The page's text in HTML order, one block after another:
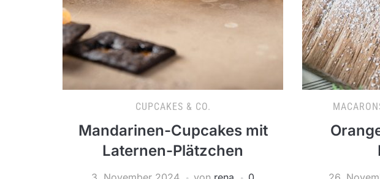
CUPCAKES & CO.
Mandarinen-Cupcakes mit
Laternen-Plätzchen